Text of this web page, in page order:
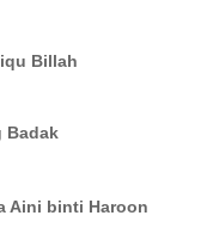
Billah
Badak
Aini binti Haroon